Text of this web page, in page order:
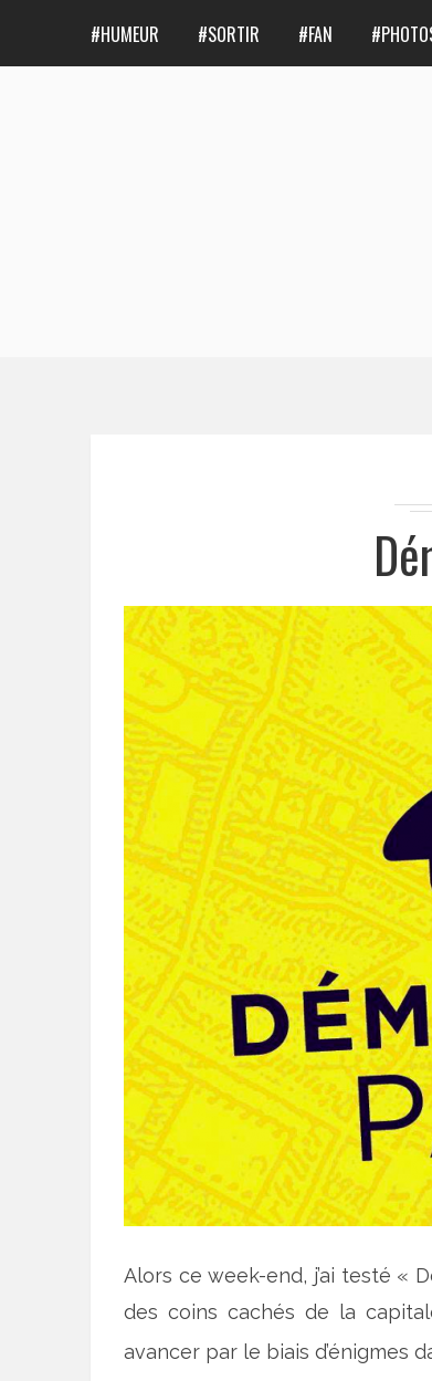
#HUMEUR #SORTIR #FAN
Alors ce week-end, j’ai testé «
des coins cachés de la
avancer par le biais d’énigmes